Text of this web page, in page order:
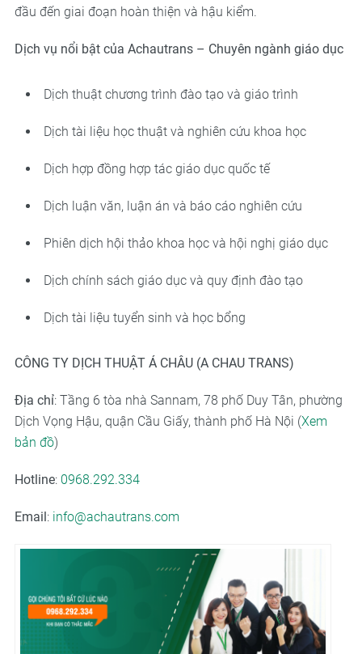
đầu đến giai đoạn hoàn thiện và hậu kiểm.
Dịch vụ nổi bật của Achautrans – Chuyên ngành giáo dục
Dịch thuật chương trình đào tạo và giáo trình
Dịch tài liệu học thuật và nghiên cứu khoa học
Dịch hợp đồng hợp tác giáo dục quốc tế
Dịch luận văn, luận án và báo cáo nghiên cứu
Phiên dịch hội thảo khoa học và hội nghị giáo dục
Dịch chính sách giáo dục và quy định đào tạo
Dịch tài liệu tuyển sinh và học bổng
CÔNG TY DỊCH THUẬT Á CHÂU (A CHAU TRANS)
Địa chỉ: Tầng 6 tòa nhà Sannam, 78 phố Duy Tân, phường
Dịch Vọng Hậu, quận Cầu Giấy, thành phố Hà Nội (Xem
bản đồ)
Hotline: 0968.292.334
Email: info@achautrans.com